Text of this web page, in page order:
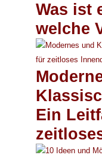
Was ist
welche
Ein